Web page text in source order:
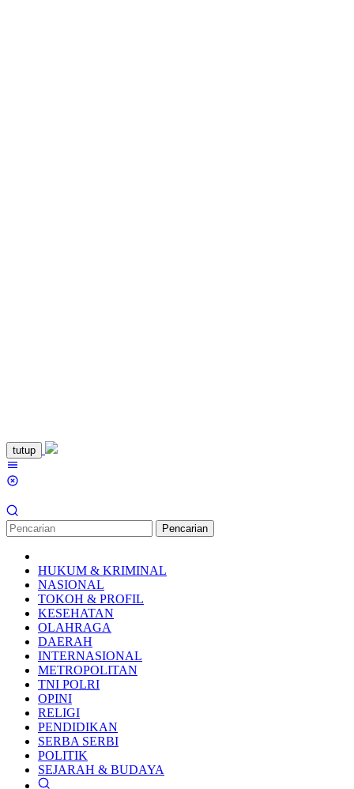
Loncat
ke
konten
tutup
Pencarian
HUKUM & KRIMINAL
NASIONAL
TOKOH & PROFIL
KESEHATAN
OLAHRAGA
DAERAH
INTERNASIONAL
METROPOLITAN
TNI POLRI
OPINI
RELIGI
PENDIDIKAN
SERBA SERBI
POLITIK
SEJARAH & BUDAYA